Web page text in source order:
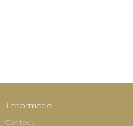
Informatie
Contact